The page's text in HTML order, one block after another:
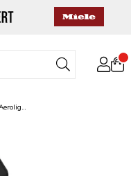
Stanley The Aerolight Iceflow Su Matarası Fast Flow 0,6 L Siyah